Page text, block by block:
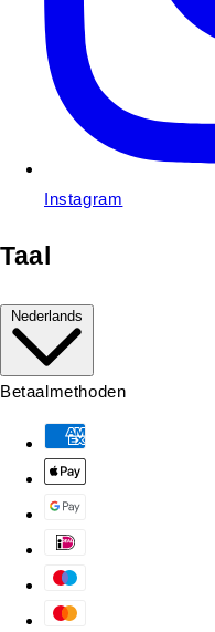
Instagram
Taal
Nederlands
Betaalmethoden